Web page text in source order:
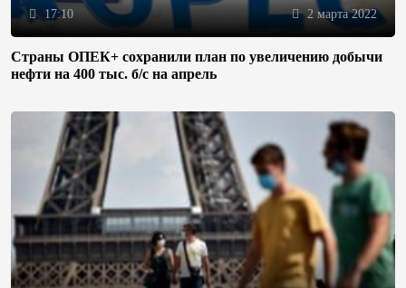
17:10 2 марта 2022
Страны ОПЕК+ сохранили план по увеличению добычи
нефти на 400 тыс. б/с на апрель